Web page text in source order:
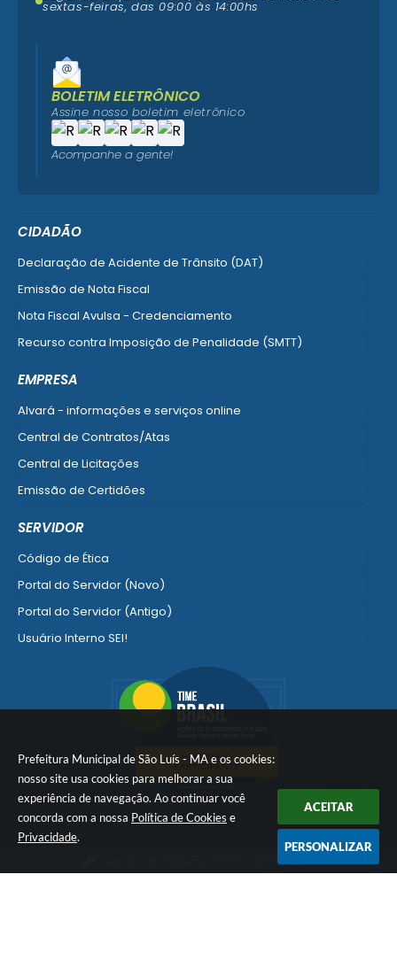
Prefeitura Municipal de São Luís - MA e os cookies:
nosso site usa cookies para melhorar a sua
experiência de navegação. Ao continuar você
concorda com a nossa Política de Cookies e
Privacidade.
ACEITAR
PERSONALIZAR
CIDADÃO
Declaração de Acidente de Trânsito (DAT)
Emissão de Nota Fiscal
Nota Fiscal Avulsa - Credenciamento
Recurso contra Imposição de Penalidade (SMTT)
EMPRESA
Alvará - informações e serviços online
Central de Contratos/Atas
Central de Licitações
Emissão de Certidões
SERVIDOR
Código de Ética
Portal do Servidor (Novo)
Portal do Servidor (Antigo)
Usuário Interno SEI!
Manual Siconv
Ver mais serviços para o Servidor
sextas-feiras, das 09:00 às 14:00hs
BOLETIM ELETRÔNICO
Assine nosso boletim eletrônico
Acompanhe a gente!
3.5.3 - 19/06/2026